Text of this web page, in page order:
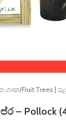
ශාක/Fruit Trees |
– Pollock